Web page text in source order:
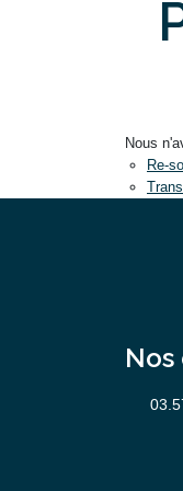
Nous
Re-